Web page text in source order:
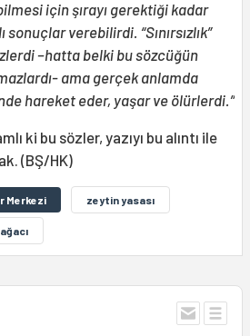
için şırayı gerektiği kadar
verebilirdi. “Sınırsızlık”
–hatta belki bu sözcüğün
ama gerçek anlamda
hareket eder, yaşar ve ölürlerdi.”
ki bu sözler, yazıyı bu alıntı ile
(BŞ/HK)
Merkezi zeytin yasası